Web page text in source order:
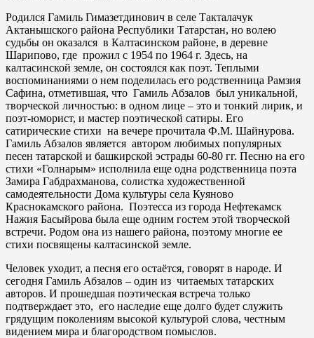
Родился Гамиль Гимазетдинович в селе Такталачук
Актанышского района Республики Татарстан, но волею
судьбы он оказался в Калтасинском районе, в деревне
Шарипово, где прожил с 1954 по 1964 г. Здесь, на
калтасинской земле, он состоялся как поэт. Теплыми
воспоминаниями о нем поделилась его родственница Рамзия
Сафина, отметившая, что Гамиль Абзалов был уникальной,
творческой личностью: в одном лице – это и тонкий лирик, и
поэт-юморист, и мастер поэтической сатиры. Его
сатирические стихи на вечере прочитала Ф.М. Шайнурова.
Гамиль Абзалов является автором любимых популярных
песен татарской и башкирской эстрады 60-80 гг. Песню на его
стихи «Голнарым» исполнила еще одна родственница поэта
Замира Габдрахманова, солистка художественной
самодеятельности Дома культуры села Куяново
Краснокамского района. Поэтесса из города Нефтекамск
Нажия Басыйрова была еще одним гостем этой творческой
встречи. Родом она из нашего района, поэтому многие ее
стихи посвящены калтасинской земле.
Человек уходит, а песня его остаётся, говорят в народе. И
сегодня Гамиль Абзалов – один из читаемых татарских
авторов. И прошедшая поэтическая встреча только
подтверждает это, его наследие еще долго будет служить
грядущим поколениям высокой культурой слова, честным
видением мира и благородством помыслов.